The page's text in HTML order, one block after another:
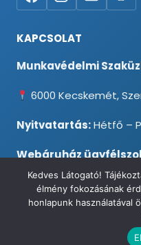
KAPCSOLAT
Munkavédelmi
6000 Kecskemét,
Nyitvatartás:Hétfő –
Webáruház
info@testpancel.hu
© 2026 Munkavédelmi és
Kedves Látogató!
élmény fokozásának
honlapunk használatával